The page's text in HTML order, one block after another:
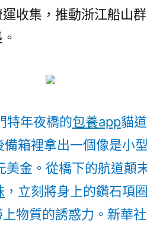
養
收集，推動浙江船山
特年夜橋的包養app貓
箱裡拿出一個像是小
美金。從橋下的航道顛
，立刻將身上的鑽石項
物質的誘惑力。 新華